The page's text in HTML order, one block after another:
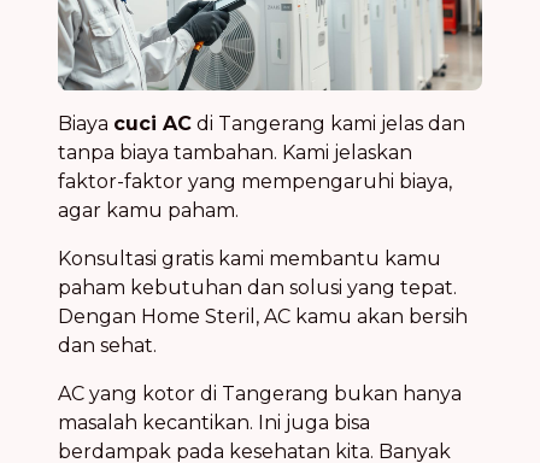
Biaya cuci AC di Tangerang kami jelas dan
tanpa biaya tambahan. Kami jelaskan
faktor-faktor yang mempengaruhi biaya,
agar kamu paham.
Konsultasi gratis kami membantu kamu
paham kebutuhan dan solusi yang tepat.
Dengan Home Steril, AC kamu akan bersih
dan sehat.
AC yang kotor di Tangerang bukan hanya
masalah kecantikan. Ini juga bisa
berdampak pada kesehatan kita. Banyak